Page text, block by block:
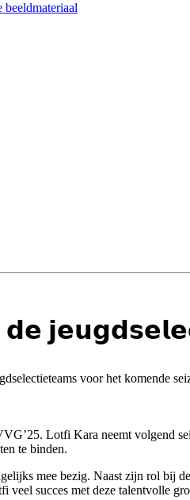
voor het komende
Lotfi Kara neemt volgend
te binden.
mee bezig. Naast zijn rol bij
succes met deze talentvolle